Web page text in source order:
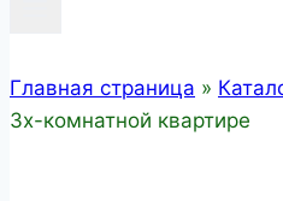
Главная страница »
3х-комнатной квартире